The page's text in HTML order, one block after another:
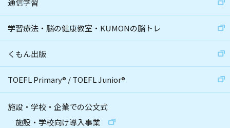
通信学習
学習療法・脳の健康教室・KUMONの脳トレ
くもん出版
TOEFL Primary® /TOEFL Junior®
施設・学校・企業での公文式
施設・学校向け導入事業